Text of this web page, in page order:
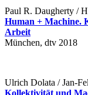
Paul R. Daugherty /
Human + Machine.
Arbeit
München, dtv 2018
Ulrich Dolata / Jan-